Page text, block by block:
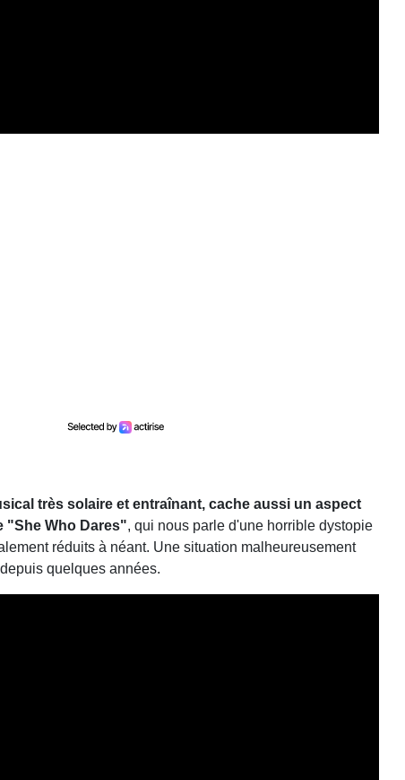
très solaire et entraînant, cache aussi un aspect
"She Who Dares", qui nous parle d'une horrible dystopie
réduits à néant. Une situation malheureusement
quelques années.